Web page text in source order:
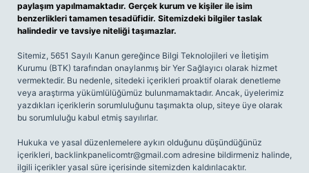
paylaşım yapılmamaktadır. Gerçek kurum ve kişiler ile isim
benzerlikleri tamamen tesadüfidir. Sitemizdeki bilgiler taslak
halindedir ve tavsiye niteliği taşımazlar.
Sitemiz, 5651 Sayılı Kanun gereğince Bilgi Teknolojileri ve İletişim
Kurumu (BTK) tarafından onaylanmış bir Yer Sağlayıcı olarak hizmet
vermektedir. Bu nedenle, sitedeki içerikleri proaktif olarak denetleme
veya araştırma yükümlülüğümüz bulunmamaktadır. Ancak, üyelerimiz
yazdıkları içeriklerin sorumluluğunu taşımakta olup, siteye üye olarak
bu sorumluluğu kabul etmiş sayılırlar.
Hukuka ve yasal düzenlemelere aykırı olduğunu düşündüğünüz
içerikleri, backlinkpanelicomtr@gmail.com adresine bildirmeniz halinde,
ilgili içerikler yasal süre içerisinde sitemizden kaldırılacaktır.